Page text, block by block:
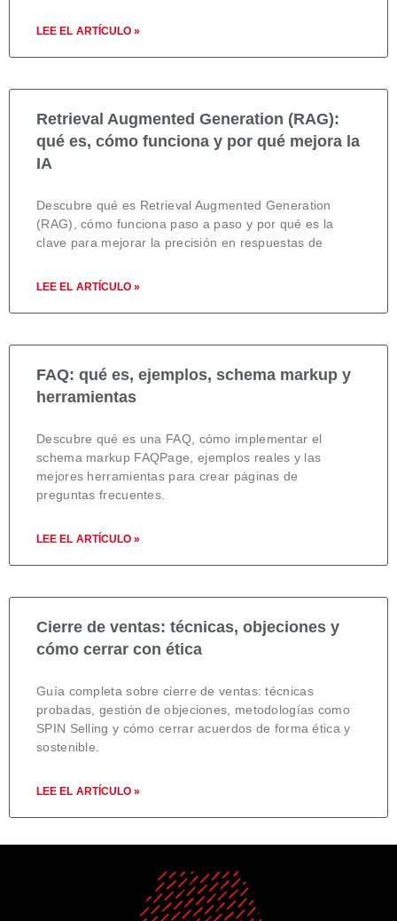
LEE EL ARTÍCULO »
Retrieval Augmented Generation (RAG):
qué es, cómo funciona y por qué mejora la
IA
Descubre qué es Retrieval Augmented Generation
(RAG), cómo funciona paso a paso y por qué es la
clave para mejorar la precisión en respuestas de
LEE EL ARTÍCULO »
FAQ: qué es, ejemplos, schema markup y
herramientas
Descubre qué es una FAQ, cómo implementar el
schema markup FAQPage, ejemplos reales y las
mejores herramientas para crear páginas de
preguntas frecuentes.
LEE EL ARTÍCULO »
Cierre de ventas: técnicas, objeciones y
cómo cerrar con ética
Guía completa sobre cierre de ventas: técnicas
probadas, gestión de objeciones, metodologías como
SPIN Selling y cómo cerrar acuerdos de forma ética y
sostenible.
LEE EL ARTÍCULO »